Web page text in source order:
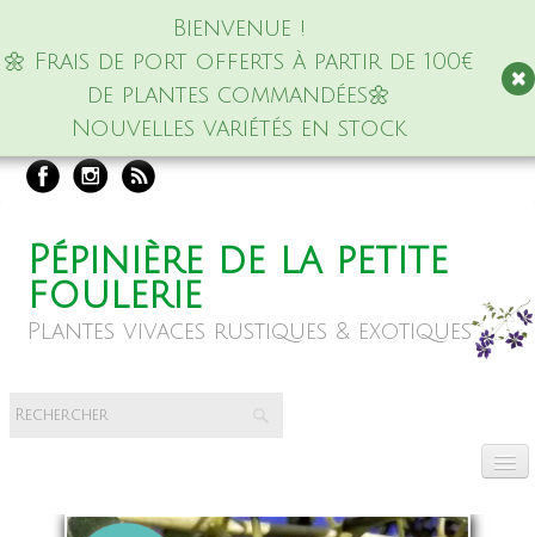
Bienvenue !
🌼 Frais de port offerts à partir de 100€
de plantes commandées🌼
Nouvelles variétés en stock
Pépinière de la petite
foulerie
Plantes vivaces rustiques & exotiques